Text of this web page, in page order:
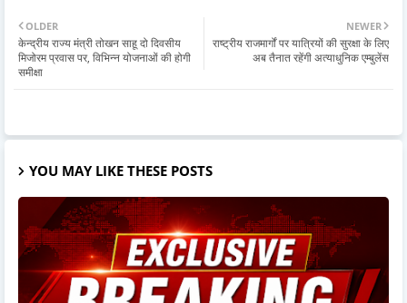
NEWER
राष्ट्रीय राजमार्गों पर यात्रियों की सुरक्षा के लिए
अब तैनात रहेंगी अत्याधुनिक एम्बुलेंस
OLDER
केन्द्रीय राज्य मंत्री तोखन साहू दो दिवसीय
मिजोरम प्रवास पर, विभिन्न योजनाओं की होगी
समीक्षा
YOU MAY LIKE THESE POSTS